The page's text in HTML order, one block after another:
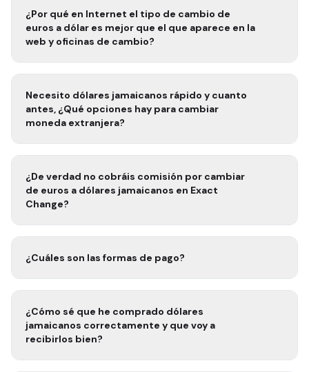
¿Por qué en Internet el tipo de cambio de
euros a dólar es mejor que el que aparece en la
web y oficinas de cambio?
Necesito dólares jamaicanos rápido
antes, ¿Qué opciones hay para cambiar
moneda extranjera?
¿De verdad no cobráis comisión por cambiar
de euros a dólares jamaicanos en Exact
Change?
¿Cuáles son las formas de pago?
¿Cómo sé que he comprado dólares
jamaicanos
recibirlos bien?